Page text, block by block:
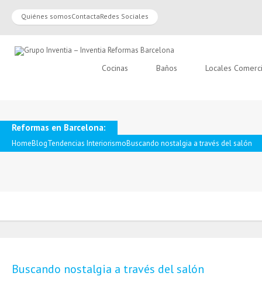
Quiénes somosContactaRedes Sociales
Cocinas Baños Locales
Reformas en Barcelona:
HomeBlogTendencias InteriorismoBuscando nostalgia a través del salón
Buscando nostalgia a través del salón